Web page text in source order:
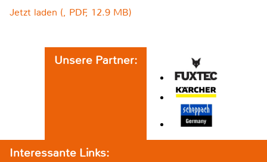
Jetzt laden (, PDF, 12.9 MB)
Unsere Partner:
Interessante Links: